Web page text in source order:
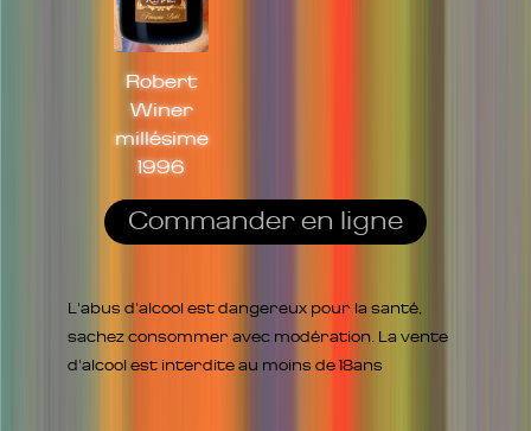
Robert
Winer
millésime
1996
Commander en ligne
L'abus d'alcool est dangereux pour la santé,
sachez consommer avec modération. La vente
d'alcool est interdite au moins de 18ans